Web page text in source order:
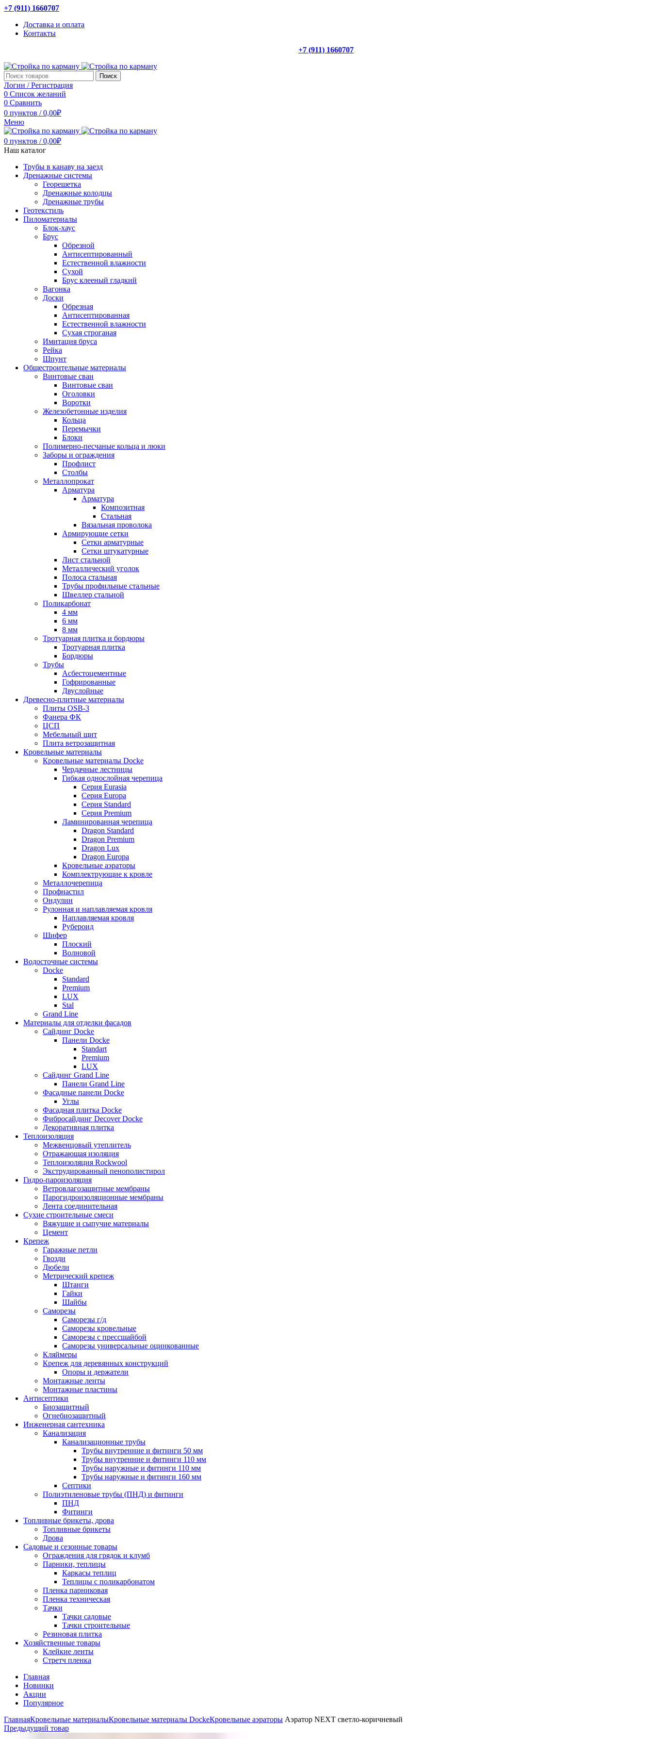
+7 (911) 1660707
Доставка и оплата
Контакты
+7 (911) 1660707
Поиск
Логин / Регистрация
0 Список желаний
0 Сравнить
0 пунктов / 0,00₽
Меню
0 пунктов / 0,00₽
Наш каталог
Трубы в канаву на заезд
Дренажные системы
Георешетка
Дренажные колодцы
Дренажные трубы
Геотекстиль
Пиломатериалы
Блок-хаус
Брус
Обрезной
Антисептированный
Естественной влажности
Сухой
Брус клееный гладкий
Вагонка
Доски
Обрезная
Антисептированная
Естественной влажности
Сухая строганая
Имитация бруса
Рейка
Шпунт
Общестроительные материалы
Винтовые сваи
Винтовые сваи
Оголовки
Воротки
Железобетонные изделия
Кольца
Перемычки
Блоки
Полимерно-песчаные кольца и люки
Заборы и ограждения
Профлист
Столбы
Металлопрокат
Арматура
Арматура
Композитная
Стальная
Вязальная проволока
Армирующие сетки
Сетки арматурные
Сетки штукатурные
Лист стальной
Металлический уголок
Полоса стальная
Трубы профильные стальные
Швеллер стальной
Поликарбонат
4 мм
6 мм
8 мм
Тротуарная плитка и бордюры
Тротуарная плитка
Бордюры
Трубы
Асбестоцементные
Гофрированные
Двуслойные
Древесно-плитные материалы
Плиты OSB-3
Фанера ФК
ЦСП
Мебельный щит
Плита ветрозащитная
Кровельные материалы
Кровельные материалы Docke
Чердачные лестницы
Гибкая однослойная черепица
Серия Eurasia
Серия Europa
Серия Standard
Серия Premium
Ламинированная черепица
Dragon Standard
Dragon Premium
Dragon Lux
Dragon Europa
Кровельные аэраторы
Комплектрующие к кровле
Металлочерепица
Профнастил
Ондулин
Рулонная и наплавляемая кровля
Наплавляемая кровля
Рубероид
Шифер
Плоский
Волновой
Водосточные системы
Docke
Standard
Premium
LUX
Stal
Grand Line
Материалы для отделки фасадов
Сайдинг Docke
Панели Docke
Standart
Premium
LUX
Сайдинг Grand Line
Панели Grand Line
Фасадные панели Docke
Углы
Фасадная плитка Docke
Фибросайдинг Decover Docke
Декоративная плитка
Теплоизоляция
Межвенцовый утеплитель
Отражающая изоляция
Теплоизоляция Rockwool
Экструдированный пенополистирол
Гидро-пароизоляция
Ветровлагозащитные мембраны
Парогидроизоляционные мембраны
Лента соединительная
Сухие строительные смеси
Вяжущие и сыпучие материалы
Цемент
Крепеж
Гаражные петли
Гвозди
Дюбели
Метрический крепеж
Штанги
Гайки
Шайбы
Саморезы
Саморезы г/д
Саморезы кровельные
Саморезы с прессшайбой
Саморезы универсальные оцинкованные
Кляймеры
Крепеж для деревянных конструкций
Опоры и держатели
Монтажные ленты
Монтажные пластины
Антисептики
Биозащитный
Огнебиозащитный
Инженерная сантехника
Канализация
Канализационные трубы
Трубы внутренние и фитинги 50 мм
Трубы внутренние и фитинги 110 мм
Трубы наружные и фитинги 110 мм
Трубы наружные и фитинги 160 мм
Септики
Полиэтиленовые трубы (ПНД) и фитинги
ПНД
Фитинги
Топливные брикеты, дрова
Топливные брикеты
Дрова
Садовые и сезонные товары
Ограждения для грядок и клумб
Парники, теплицы
Каркасы теплиц
Теплицы с поликарбонатом
Пленка парниковая
Пленка техническая
Тачки
Тачки садовые
Тачки строительные
Резиновая плитка
Хозяйственные товары
Клейкие ленты
Стретч пленка
Главная
Новинки
Акции
Популярное
ГлавнаяКровельные материалыКровельные материалы DockeКровельные аэраторы Аэратор NEXT светло-коричневый
Предыдущий товар